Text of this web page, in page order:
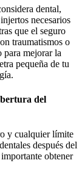
dental,
necesarios
que el seguro
traumatismos o
para mejorar la
pequeña de tu
del
y cualquier límite
después del
obtener